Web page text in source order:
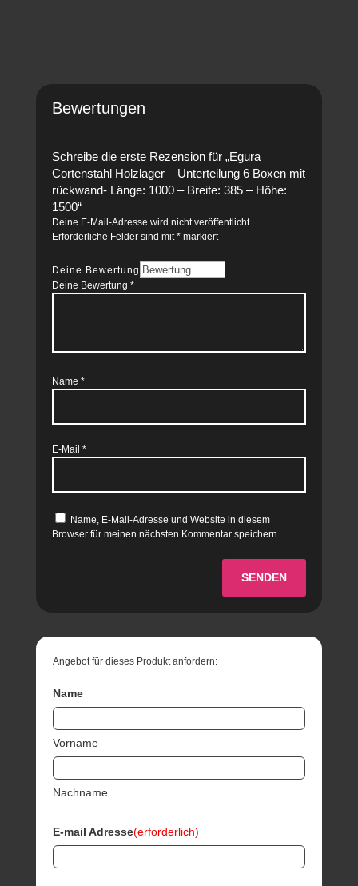
Bewertungen
Schreibe die erste Rezension für „Egura
Cortenstahl Holzlager – Unterteilung 6 Boxen mit
rückwand- Länge: 1000 – Breite: 385 – Höhe:
1500“
Deine E-Mail-Adresse wird nicht veröffentlicht.
Erforderliche Felder sind mit*markiert
Deine Bewertung
Deine Bewertung *
Name *
E-Mail *
Name, E-Mail-Adresse und Website in diesem
Browser für meinen nächsten Kommentar speichern.
SENDEN
Angebot für dieses Produkt anfordern:
Name
Vorname
Nachname
E-mail Adresse(erforderlich)